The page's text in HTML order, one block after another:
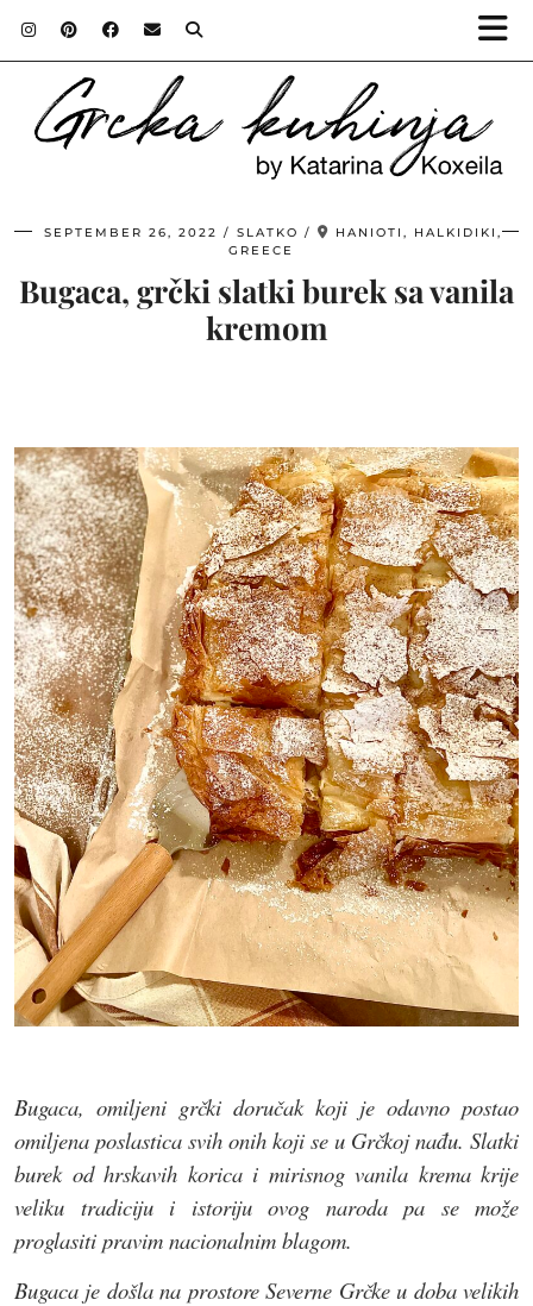
SEPTEMBER 26, 2022 SLATKO
HANIOTI, HALKIDIKI,
GREECE
Bugaca, grčki slatki burek sa vanila
kremom
Bugaca, omiljeni grčki doručak koji je odavno postao
omiljena poslastica svih onih koji se u Grčkoj nađu. Slatki
burek od hrskavih korica i mirisnog vanila krema krije
veliku tradiciju i istoriju ovog naroda pa se može
proglasiti pravim nacionalnim blagom.
Bugaca je došla na prostore Severne Grčke u doba velikih